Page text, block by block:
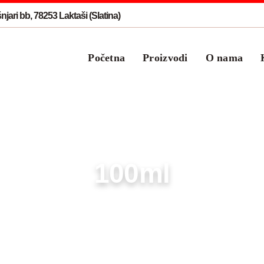
bb, 78253 Laktaši (Slatina)
Početna Proizvodi O nama
100ml